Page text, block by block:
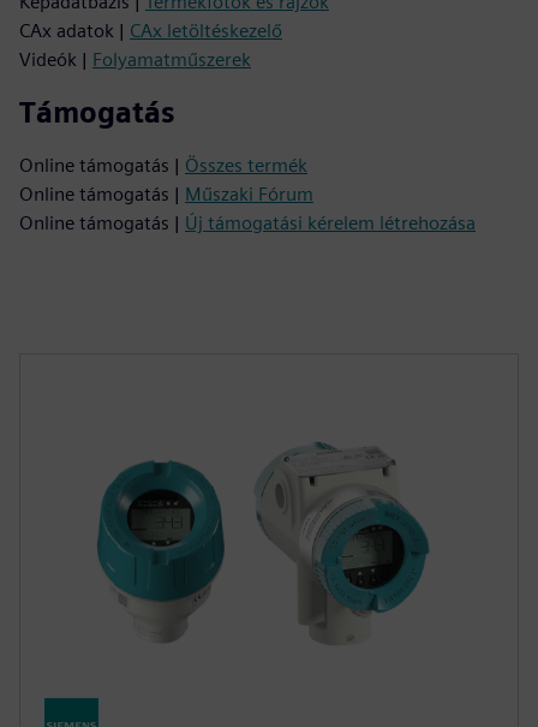
CAx adatok | CAx letöltéskezelő
Videók | Folyamatműszerek
Támogatás
Online támogatás | Összes termék
Online támogatás | Műszaki Fórum
Online támogatás | Új támogatási kérelem létrehozása